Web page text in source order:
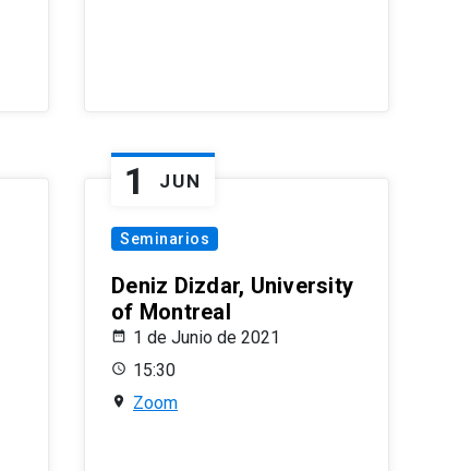
1 JUN
Seminarios
Deniz Dizdar, University
of Montreal
1 de Junio de 2021
15:30
Zoom